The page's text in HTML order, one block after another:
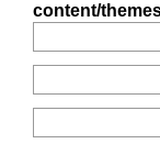
content/